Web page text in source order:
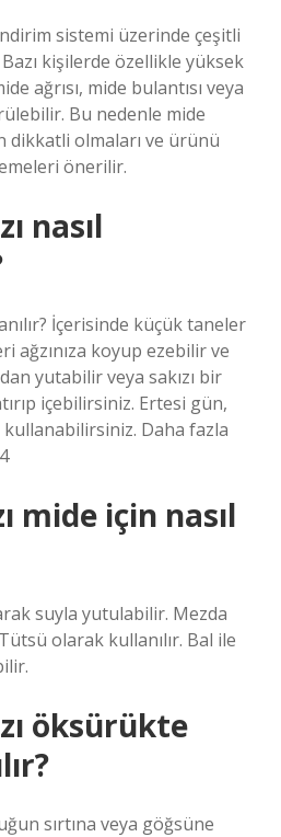
sistemi üzerinde çeşitli
kişilerde özellikle yüksek
ağrısı, mide bulantısı veya
Bu nedenle mide
dikkatli olmaları ve ürünü
önerilir.
nasıl
İçerisinde küçük taneler
ağzınıza koyup ezebilir ve
yutabilir veya sakızı bir
içebilirsiniz. Ertesi gün,
Daha fazla
mide için nasıl
suyla yutulabilir. Mezda
Tütsü olarak kullanılır. Bal ile
öksürükte
sırtına veya göğsüne